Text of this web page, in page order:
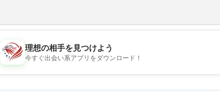
💖
理想の相手を見つけよう
今すぐ出会い系アプリをダウンロード！